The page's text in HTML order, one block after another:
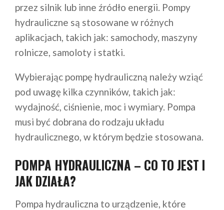
przez silnik lub inne źródło energii. Pompy
hydrauliczne są stosowane w różnych
aplikacjach, takich jak: samochody, maszyny
rolnicze, samoloty i statki.
Wybierając pompę hydrauliczną należy wziąć
pod uwagę kilka czynników, takich jak:
wydajność, ciśnienie, moc i wymiary. Pompa
musi być dobrana do rodzaju układu
hydraulicznego, w którym będzie stosowana.
POMPA HYDRAULICZNA – CO TO JEST I
JAK DZIAŁA?
Pompa hydrauliczna to urządzenie, które